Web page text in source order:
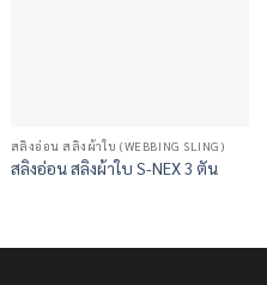
สลิงอ่อน สลิงผ้าใบ (WEBBING SLING)
สลิงอ่อน สลิงผ้าใบ S-NEX 3 ตัน